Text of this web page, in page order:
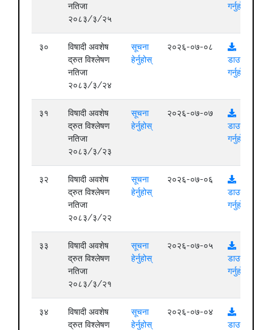
नतिजा
२०८३/३/२५
गर्नुहोस्
३०
विषादी अवशेष
द्रुत विश्लेषण
नतिजा
२०८३/३/२४
सूचना
हेर्नुहोस्
२०२६-०७-०८
डाउनलोड
गर्नुहोस्
३१
विषादी अवशेष
द्रुत विश्लेषण
नतिजा
२०८३/३/२३
सूचना
हेर्नुहोस्
२०२६-०७-०७
डाउनलोड
गर्नुहोस्
३२
विषादी अवशेष
द्रुत विश्लेषण
नतिजा
२०८३/३/२२
सूचना
हेर्नुहोस्
२०२६-०७-०६
डाउनलोड
गर्नुहोस्
३३
विषादी अवशेष
द्रुत विश्लेषण
नतिजा
२०८३/३/२१
सूचना
हेर्नुहोस्
२०२६-०७-०५
डाउनलोड
गर्नुहोस्
३४
विषादी अवशेष
द्रुत विश्लेषण
सूचना
हेर्नुहोस्
२०२६-०७-०४
डाउनलोड